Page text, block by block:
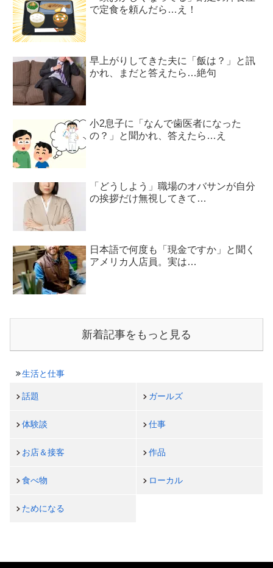
で定食を頼んだら…え！
早上がりしてきた夫に「飯は？」と訊
かれ、まだと答えたら…絶句
小2息子に「なんで歯医者になった
の？」と聞かれ、答えたら…え
「どうしよう」職場のオバサンが自分
の挨拶だけ無視してきて…
日本語で何度も「現金ですか」と聞く
アメリカ人店員。実は…
新着記事をもっと見る
生活と仕事
話題 ガールズ
体験談 仕事
お店＆接客 作品
食べ物 ローカル
ためになる